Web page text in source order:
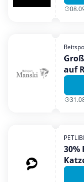
Shopping
Urlaub & Reise
auf
30%